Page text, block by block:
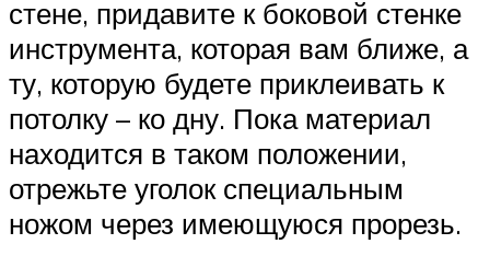
стене, придавите к боковой стенке
инструмента, которая вам ближе, а
ту, которую будете приклеивать к
потолку – ко дну. Пока материал
находится в таком положении,
отрежьте уголок специальным
ножом через имеющуюся прорезь.